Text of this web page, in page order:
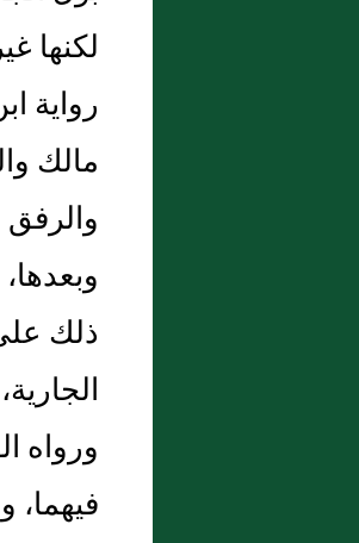
لكنها
رواية
مالك
ذلك
ورواه